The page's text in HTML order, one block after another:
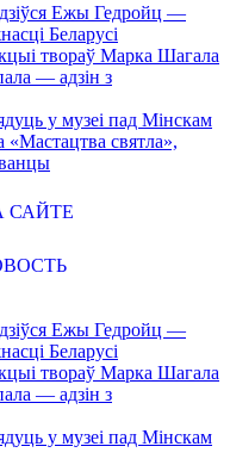
Ежы Гедройц —
Беларусі
твораў Марка Шагала
— адзін з
у музеі пад Мінскам
«Мастацтва святла»,
САЙТЕ
Ежы Гедройц —
Беларусі
твораў Марка Шагала
— адзін з
у музеі пад Мінскам